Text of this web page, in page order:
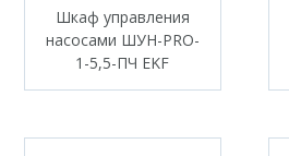
Шкаф управления
насосами ШУН-PRO-
1-5,5-ПЧ EKF